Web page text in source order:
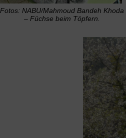
Fotos: NABU/Mahmoud Bandeh Khoda
– Füchse beim Töpfern.